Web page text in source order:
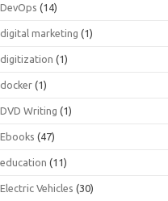
DevOps (14)
digital marketing (1)
digitization (1)
docker (1)
DVD Writing (1)
Ebooks (47)
education (11)
Electric Vehicles (30)